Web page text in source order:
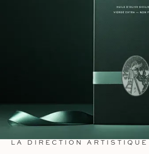
LA DIRECTION ARTISTIQUE